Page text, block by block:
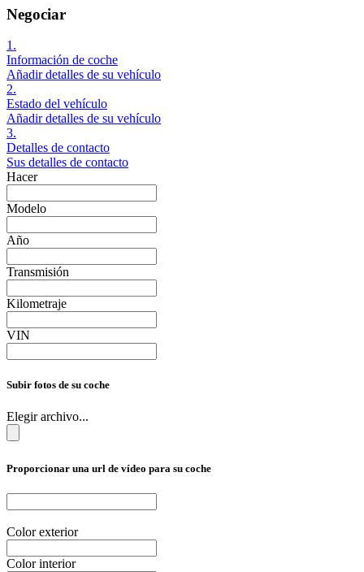
Negociar
1.
Información de coche
Añadir detalles de su vehículo
2.
Estado del vehículo
Añadir detalles de su vehículo
3.
Detalles de contacto
Sus detalles de contacto
Hacer
Modelo
Año
Transmisión
Kilometraje
VIN
Subir fotos de su coche
Elegir archivo...
Proporcionar una url de vídeo para su coche
Color exterior
Color interior